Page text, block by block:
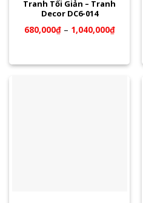
Tranh Tối Giản – Tranh
Decor DC6-014
680,000₫– 1,040,000₫